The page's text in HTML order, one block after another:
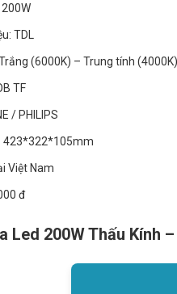
TDL
(6000K) – Trung tính
TF
/ PHILIPS
423*322*105mm
Việt Nam
đ
Led 200W Thấu Kính